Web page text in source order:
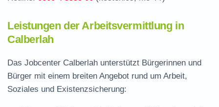
Leistungen der Arbeitsvermittlung in
Calberlah
Das Jobcenter Calberlah unterstützt Bürgerinnen und
Bürger mit einem breiten Angebot rund um Arbeit,
Soziales und Existenzsicherung: